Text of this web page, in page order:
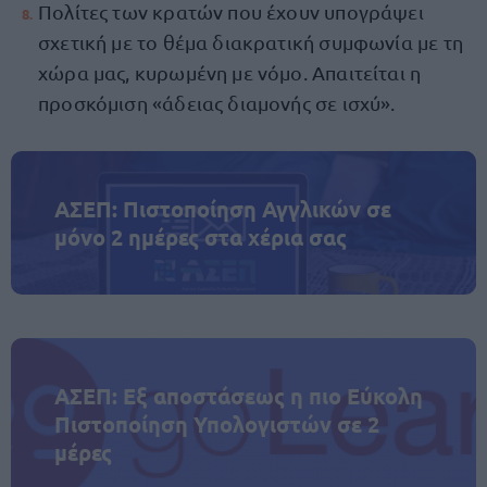
Πολίτες των κρατών που έχουν υπογράψει
σχετική με το θέμα διακρατική συμφωνία με τη
χώρα μας, κυρωμένη με νόμο. Απαιτείται η
προσκόμιση «άδειας διαμονής σε ισχύ».
ΑΣΕΠ: Πιστοποίηση Αγγλικών σε
μόνο 2 ημέρες στα χέρια σας
ΑΣΕΠ: Εξ αποστάσεως η πιο Εύκολη
Πιστοποίηση Υπολογιστών σε 2
μέρες